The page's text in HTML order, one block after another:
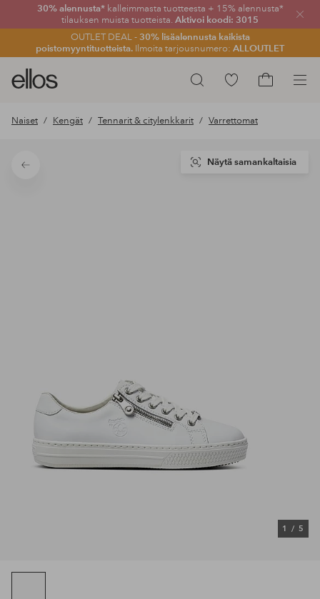
30% alennusta*kalleimmasta tuotteesta + 15% alennusta*
tilauksen muista tuotteista. Aktivoi koodi: 3015
OUTLET DEAL -30% lisäalennusta kaikista
poistomyyntituotteista. Ilmoita tarjousnumero: ALLOUTLET
Sulje
Hae
Ellos-
logo
siirry
Siirry
Naiset Kengät Tennarit & citylenkkarit Varrettomat
Takaisin
1 / 5
Näytä samankaltaisia